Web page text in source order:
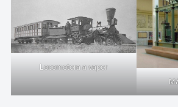
Locomotora a vapor